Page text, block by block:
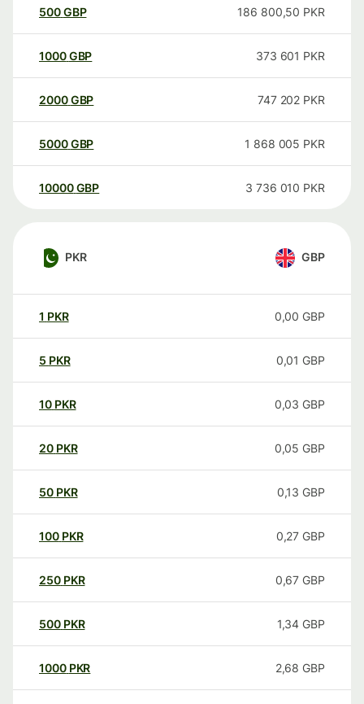
500GBP 186 800,50 PKR
1000GBP 373 601 PKR
2000GBP 747 202 PKR
5000GBP 1 868 005 PKR
10000 GBP 3 736 010 PKR
PKR GBP
1 PKR 0,00 GBP
5 PKR 0,01 GBP
10 PKR 0,03 GBP
20 PKR 0,05 GBP
50 PKR 0,13 GBP
100 PKR 0,27 GBP
250 PKR 0,67 GBP
500 PKR 1,34 GBP
1000 PKR 2,68 GBP